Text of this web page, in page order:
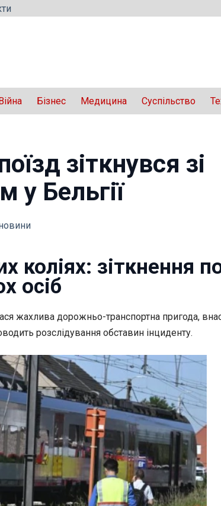
Бізнес Медицина Суспільство
зіткнувся зі
у Бельгії
коліях: зіткнення
осіб
жахлива дорожньо-транспортна пригода,
розслідування обставин інциденту.